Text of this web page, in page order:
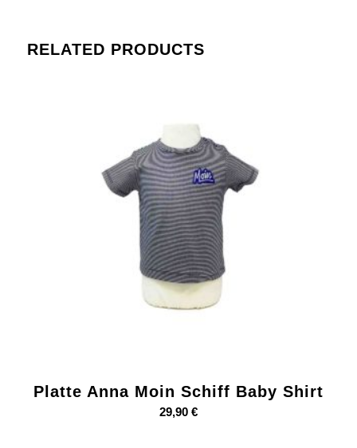
RELATED PRODUCTS
Platte Anna Moin Schiff Baby Shirt
29,90 €